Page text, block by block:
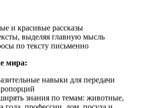
и красивые рассказы
выделяя главную мысль
по тексту письменно
мира:
навыки для передачи
знания по темам: животные,